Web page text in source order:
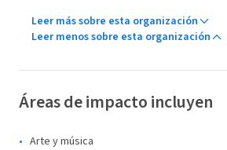
Leer más sobre esta organización
Leer menos sobre esta organización
Áreas de impacto incluyen
Arte y música